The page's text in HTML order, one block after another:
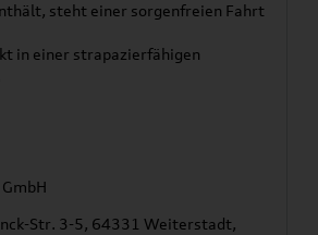
steht einer sorgenfreien Fahrt
in einer strapazierfähigen
Str. 3-5, 64331 Weiterstadt,